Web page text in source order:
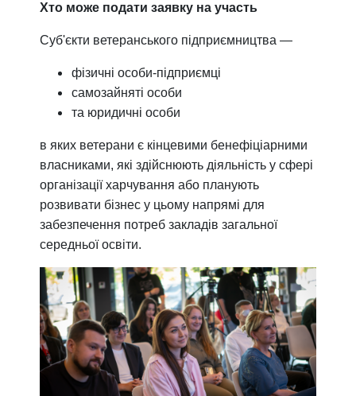
Хто може подати заявку на участь
Суб'єкти ветеранського підприємництва —
фізичні особи-підприємці
самозайняті особи
та юридичні особи
в яких ветерани є кінцевими бенефіціарними
власниками, які здійснюють діяльність у сфері
організації харчування або планують
розвивати бізнес у цьому напрямі для
забезпечення потреб закладів загальної
середньої освіти.